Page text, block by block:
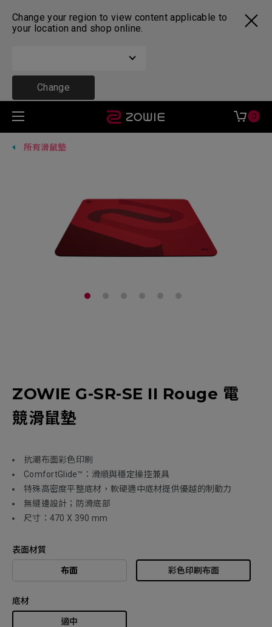
Change your region to view content applicable to
your location and shop online.
Change
0
所有滑鼠墊
ZOWIE G-SR-SE II Rouge 電
競滑鼠墊
抗潮布面彩色印刷
ComfortGlide™：滑順與穩定操控兼具
特殊高密度平整底材，軟硬適中底材提供優越的制動力
無縫邊設計；防滑底部
尺寸：470 X 390 mm
表面材質
布面 彩色印刷布面
底材
適中